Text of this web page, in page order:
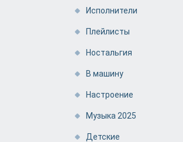
Исполнители
Плейлисты
Ностальгия
В машину
Настроение
Музыка 2025
Детские